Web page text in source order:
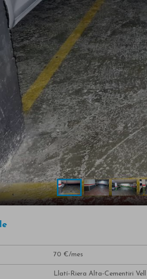
70 €/mes
Llatí-Riera Alta-Cementiri Vell